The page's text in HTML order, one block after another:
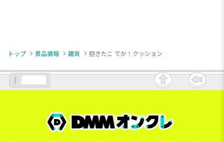
トップ 景品情報 雑貨 抱きたこ でか！クッション